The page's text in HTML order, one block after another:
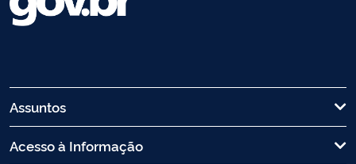
Assuntos
Acesso à Informação